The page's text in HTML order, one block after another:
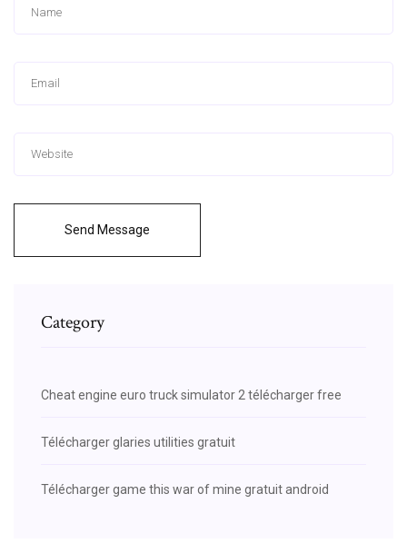
Send Message
Category
Cheat engine euro truck simulator 2 télécharger free
Télécharger glaries utilities gratuit
Télécharger game this war of mine gratuit android